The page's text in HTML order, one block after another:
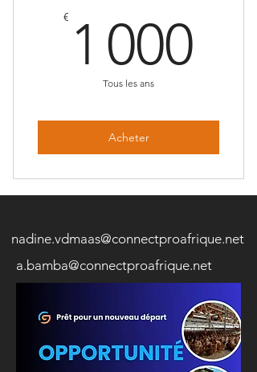
€ 1 000
Tous les ans
Acheter
nadine.vdmaas@connectproafrique.net
a.bamba@connectproafrique.net